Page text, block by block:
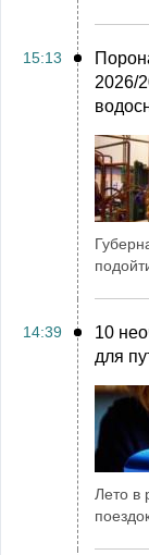
15:13
2026/
14:39
10
для
Лето в